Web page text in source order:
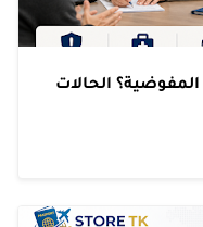
الحالات